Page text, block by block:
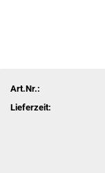
Art.Nr.:
Lieferzeit: